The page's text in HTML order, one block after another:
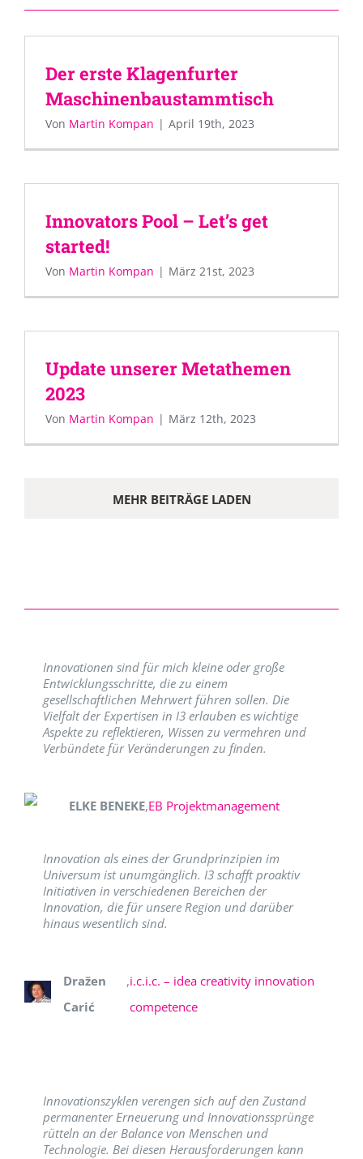
Der erste Klagenfurter
Maschinenbaustammtisch
Von Martin Kompan | April 19th, 2023
Innovators Pool – Let’s get
started!
Von Martin Kompan | März 21st, 2023
Update unserer Metathemen
2023
Von Martin Kompan | März 12th, 2023
MEHR BEITRÄGE LADEN
Innovationen sind für mich kleine oder große
Entwicklungsschritte, die zu einem
gesellschaftlichen Mehrwert führen sollen. Die
Vielfalt der Expertisen in I3 erlauben es wichtige
Aspekte zu reflektieren, Wissen zu vermehren und
Verbündete für Veränderungen zu finden.
ELKE BENEKE,EB Projektmanagement
Innovation als eines der Grundprinzipien im
Universum ist unumgänglich. I3 schafft proaktiv
Initiativen in verschiedenen Bereichen der
Innovation, die für unsere Region und darüber
hinaus wesentlich sind.
Dražen
Carić
,i.c.i.c. – idea creativity innovation
competence
Innovationszyklen verengen sich auf den Zustand
permanenter Erneuerung und Innovationssprünge
rütteln an der Balance von Menschen und
Technologie. Bei diesen Herausforderungen kann